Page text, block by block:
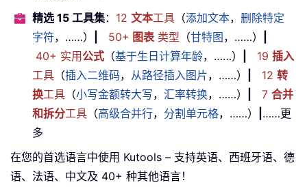
精选 15 工具集： 12 文本工具 （添加文本， 删除特定
字符，……） 50+ 图表 类型 （甘特图，……）
40+ 实用公式 （基于生日计算年龄，……） 19 插入
工具 （插入二维码， 从路径插入图片，……） 12 转
换工具 （小写金额转大写， 汇率转换，……） 7 合并
和拆分工具 （高级合并行， 分割单元格，……）
……更
多
在您的首选语言中使用 Kutools – 支持英语、西班牙语、德
语、法语、中文及 40+ 种其他语言！